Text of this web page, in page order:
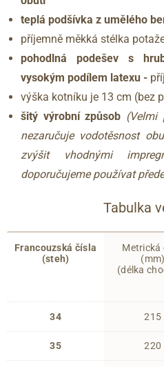
teplá podšívka z umělého
příjemně měkká stélka
pohodlná podešev s
vysokým podílem latexu -
výška kotníku je 13 cm (bez
šitý výrobní způsob (Velmi
nezaručuje vodotěsnost
zvýšit vhodnými
doporučujeme používat
Tabulka
Francouzská čísla
(steh)
34
35
Metrická
(mm)
(délka
215
220